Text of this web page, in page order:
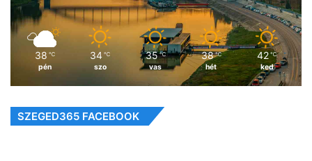
38 ℃
pén
34 ℃
szo
35 ℃
vas
38 ℃
hét
42 ℃
ked
SZEGED365 FACEBOOK